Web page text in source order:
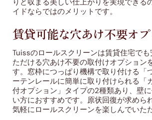
イドならではのメリットです。
賃貸可能な穴あけ不要オ
Tuissのロールスクリーンは賃貸住宅で
ただける穴あけ不要の取付けオプション
す。窓枠につっぱり機構で取り付ける「
ーテンレールに簡単に取り付けられる「
付オプション」タイプの2種類あり、壁
い方におすすめです。原状回復が求めら
気軽にロールスクリーンを楽しんでいた